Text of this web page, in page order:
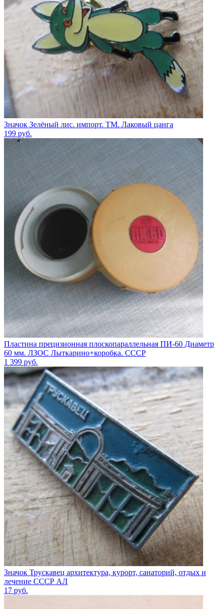
Значок Зелёный лис. импорт. ТМ. Лаковый цанга
199 руб.
Пластина прецизионная плоскопараллельная ПИ-60 Диаметр
60 мм. ЛЗОС Лыткарино+коробка. СССР
1 399 руб.
Значок Трускавец архитектура, курорт, санаторий, отдых и
лечение СССР АЛ
17 руб.